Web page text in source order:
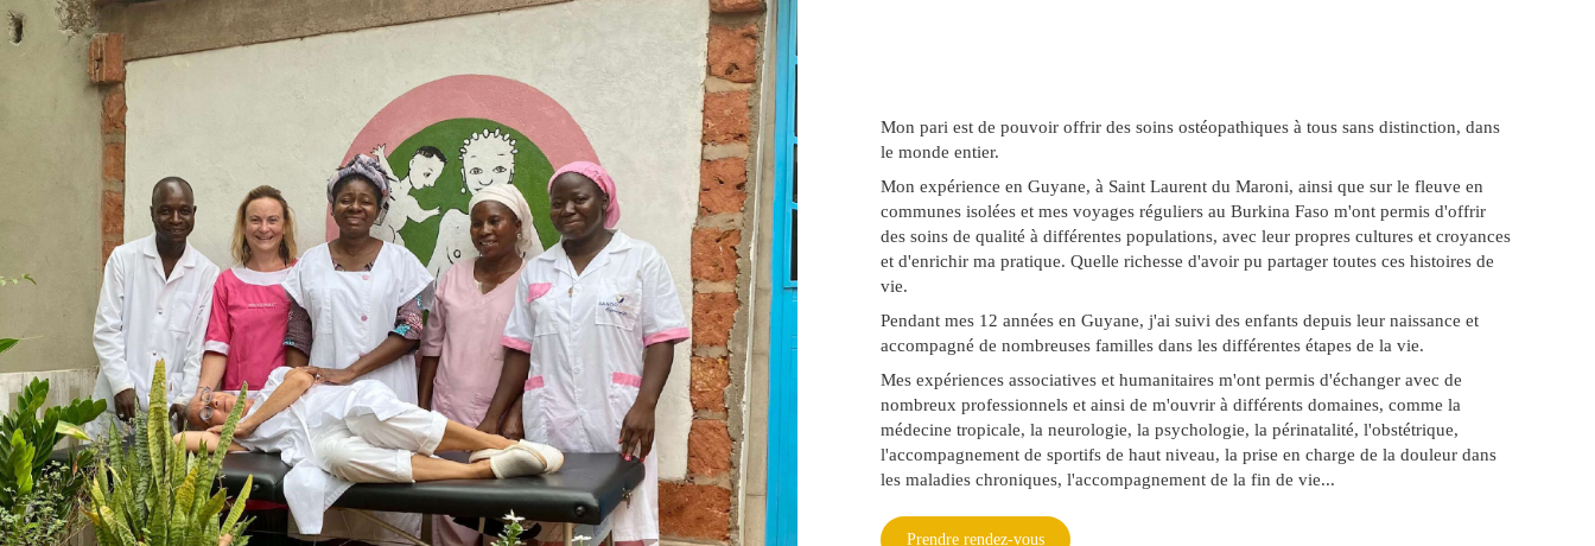
Mon pari est de pouvoir offrir des soins ostéopathiques à tous sans distinction, dans
le monde entier.
Mon expérience en Guyane, à Saint Laurent du Maroni, ainsi que sur le fleuve en
communes isolées et mes voyages réguliers au Burkina Faso m'ont permis d'offrir
des soins de qualité à différentes populations, avec leur propres cultures et croyances
et d'enrichir ma pratique. Quelle richesse d'avoir pu partager toutes ces histoires de
vie.
Pendant mes 12 années en Guyane, j'ai suivi des enfants depuis leur naissance et
accompagné de nombreuses familles dans les différentes étapes de la vie.
Mes expériences associatives et humanitaires m'ont permis d'échanger avec de
nombreux professionnels et ainsi de m'ouvrir à différents domaines, comme la
médecine tropicale, la neurologie, la psychologie, la périnatalité, l'obstétrique,
l'accompagnement de sportifs de haut niveau, la prise en charge de la douleur dans
les maladies chroniques, l'accompagnement de la fin de vie...
Prendre rendez-vous